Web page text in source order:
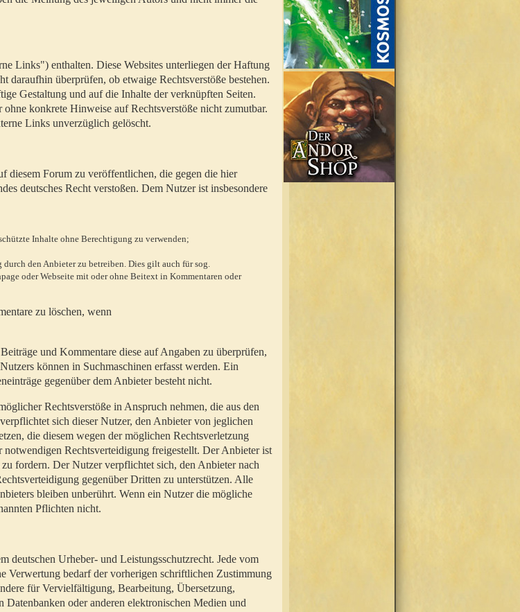
Links") enthalten. Diese Websites unterliegen der Haftung
überprüfen, ob etwaige Rechtsverstöße bestehen.
Gestaltung und auf die Inhalte der verknüpften Seiten.
konkrete Hinweise auf Rechtsverstöße nicht zumutbar.
Links unverzüglich gelöscht.
diesem Forum zu veröffentlichen, die gegen die hier
deutsches Recht verstoßen. Dem Nutzer ist insbesondere
Inhalte ohne Berechtigung zu verwenden;
den Anbieter zu betreiben. Dies gilt auch für sog.
oder Webseite mit oder ohne Beitext in Kommentaren oder
zu löschen, wenn
und Kommentare diese auf Angaben zu überprüfen,
können in Suchmaschinen erfasst werden. Ein
gegenüber dem Anbieter besteht nicht.
Rechtsverstöße in Anspruch nehmen, die aus den
sich dieser Nutzer, den Anbieter von jeglichen
die diesem wegen der möglichen Rechtsverletzung
Rechtsverteidigung freigestellt. Der Anbieter ist
fordern. Der Nutzer verpflichtet sich, den Anbieter nach
gegenüber Dritten zu unterstützen. Alle
bleiben unberührt. Wenn ein Nutzer die mögliche
Pflichten nicht.
deutschen Urheber- und Leistungsschutzrecht. Jede vom
Verwertung bedarf der vorherigen schriftlichen Zustimmung
für Vervielfältigung, Bearbeitung, Übersetzung,
oder anderen elektronischen Medien und